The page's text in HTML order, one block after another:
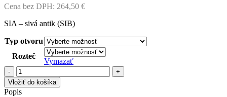
Cena bez DPH: 264,50 €
SIA – sivá antik (SIB)
Typ otvoru
Rozteč
Vymazať
množstvo
MI
-
Vložiť do košíka
Popis